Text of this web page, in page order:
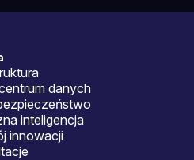
danych
inteligencja
innowacji